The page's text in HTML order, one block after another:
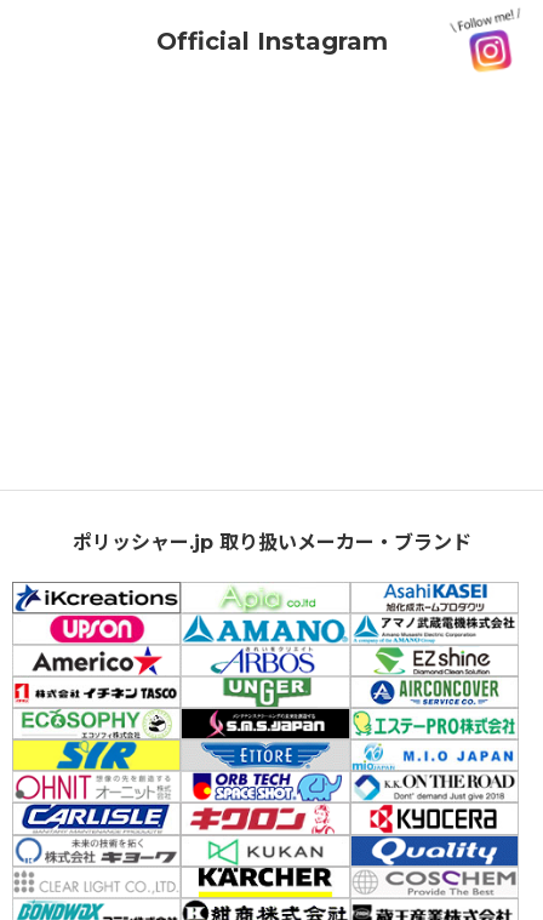
Official Instagram
ポリッシャー.jp 取り扱いメーカー・ブランド